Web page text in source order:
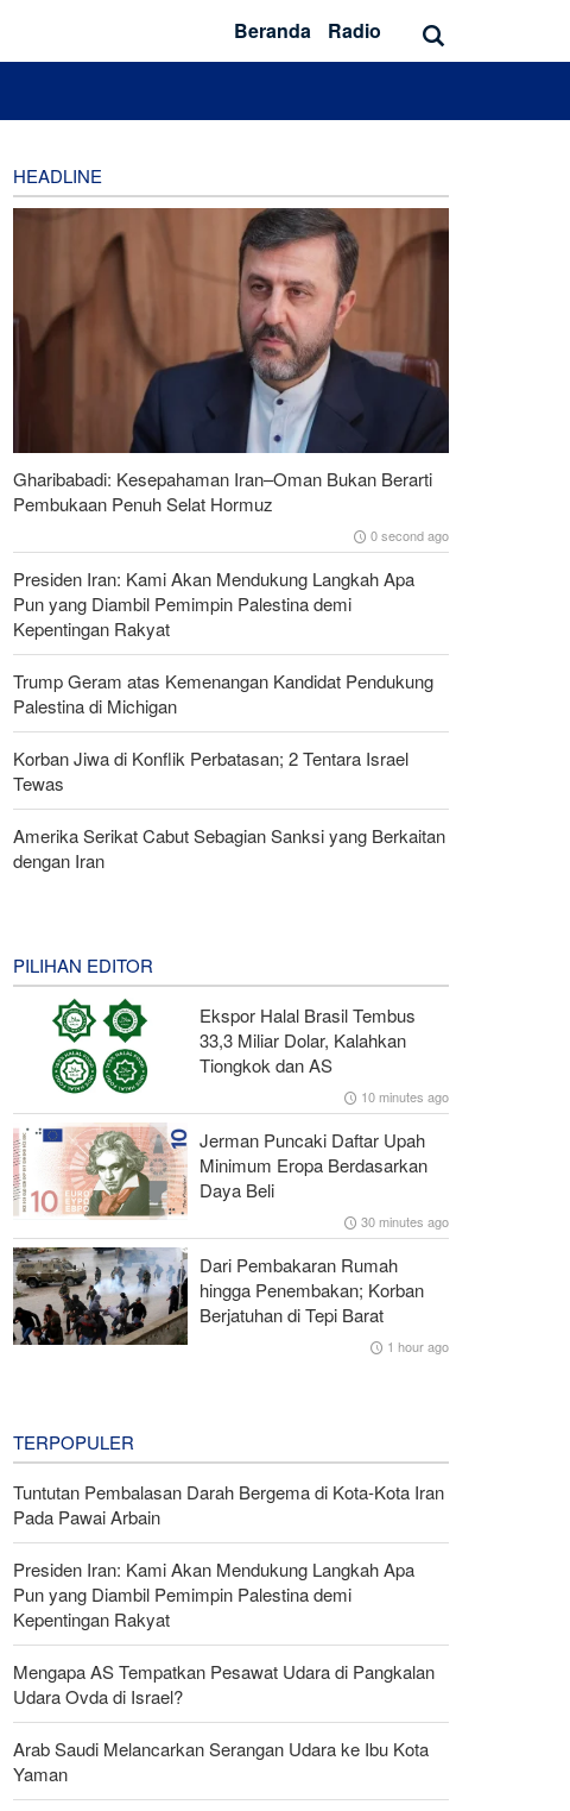
Beranda Radio
HEADLINE
Gharibabadi: Kesepahaman Iran–Oman Bukan Berarti
Pembukaan Penuh Selat Hormuz
0 second ago
Presiden Iran: Kami Akan Mendukung Langkah Apa
Pun yang Diambil Pemimpin Palestina demi
Kepentingan Rakyat
Trump Geram atas Kemenangan Kandidat Pendukung
Palestina di Michigan
Korban Jiwa di Konflik Perbatasan; 2 Tentara Israel
Tewas
Amerika Serikat Cabut Sebagian Sanksi yang Berkaitan
dengan Iran
PILIHAN EDITOR
Ekspor Halal Brasil Tembus
33,3 Miliar Dolar, Kalahkan
Tiongkok dan AS
10 minutes ago
Jerman Puncaki Daftar Upah
Minimum Eropa Berdasarkan
Daya Beli
30 minutes ago
Dari Pembakaran Rumah
hingga Penembakan; Korban
Berjatuhan di Tepi Barat
1 hour ago
TERPOPULER
Tuntutan Pembalasan Darah Bergema di Kota-Kota Iran
Pada Pawai Arbain
Presiden Iran: Kami Akan Mendukung Langkah Apa
Pun yang Diambil Pemimpin Palestina demi
Kepentingan Rakyat
Mengapa AS Tempatkan Pesawat Udara di Pangkalan
Udara Ovda di Israel?
Arab Saudi Melancarkan Serangan Udara ke Ibu Kota
Yaman